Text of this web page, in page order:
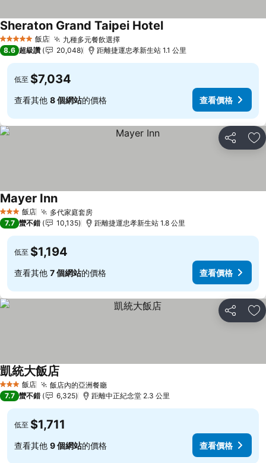
5 星級 飯店 九種多元餐飲選擇查看價格
Sheraton Grand Taipei Hotel查看價格
8.6 超級讚 20,048 距離捷運忠孝新生站 1.1 公里
低至 $7,034
查看其他 8 個網站的價格 查看價格
分享 加
3 星級 飯店 多代家庭套房查看價格
Mayer Inn查看價格
7.7 蠻不錯 10,135 距離捷運忠孝新生站 1.8 公里
低至 $1,194
查看其他 7 個網站的價格 查看價格
分享 加
3 星級 飯店 飯店內的亞洲餐廳查看價格
凱統大飯店
7.7 蠻不錯 6,325 距離中正紀念堂 2.3 公里
低至 $1,711
查看其他 9 個網站的價格 查看價格